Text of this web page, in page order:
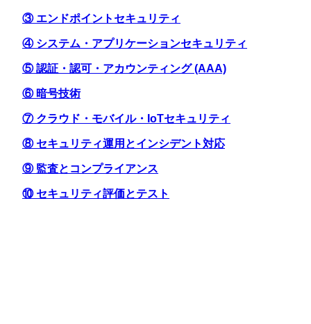
③ エンドポイントセキュリティ
④ システム・アプリケーションセキュリティ
⑤ 認証・認可・アカウンティング (AAA)
⑥ 暗号技術
⑦ クラウド・モバイル・IoTセキュリティ
⑧ セキュリティ運用とインシデント対応
⑨ 監査とコンプライアンス
⑩ セキュリティ評価とテスト